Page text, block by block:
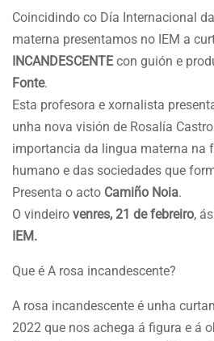
Coincidindo co Día Internacional
materna presentamos no IEM a
INCANDESCENTEcon guión e
Fonte.
Esta profesora e xornalista
unha nova visión de Rosalía
importancia da lingua materna na
humano e das sociedades que
Presenta o acto Camiño Noia.
O vindeiro venres, 21 de febreiro, ás
IEM.
Que é A rosa incandescente?
A rosa incandescente é unha
2022 que nos achega á figura e á